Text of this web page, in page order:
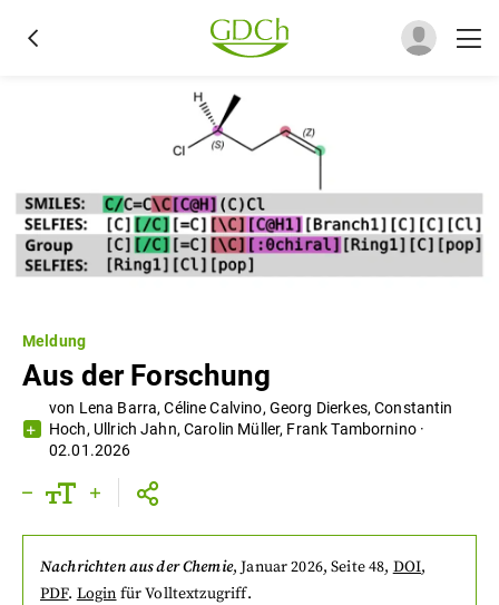
Meldung
Aus der Forschung
von Lena Barra,Céline Calvino, Georg Dierkes,Constantin
Hoch, Ullrich Jahn,Carolin Müller, Frank Tambornino·
02.01.2026
Nachrichten aus der Chemie,Januar 2026, Seite 48, DOI,
PDF. Login für Volltextzugriff.